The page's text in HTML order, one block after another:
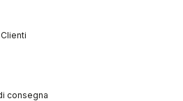
consegna